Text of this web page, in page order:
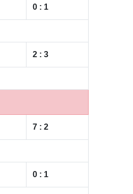
0 : 1
2 : 3
7 : 2
0 : 1